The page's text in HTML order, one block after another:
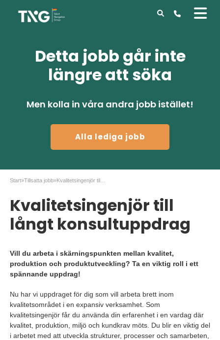
Detta jobb går inte
längre att söka
Men kolla in våra andra jobb istället!
Alla lediga jobb
Start»Tillsatta jobb»
Kvalitetsingenjör till
långt konsultuppdrag
Vill du arbeta i skärningspunkten mellan kvalitet,
produktion och produktutveckling? Ta en viktig roll i ett
spännande uppdrag!
Nu har vi uppdraget för dig som vill arbeta brett inom
kvalitetsområdet i en expansiv verksamhet. Som
kvalitetsingenjör får du använda din erfarenhet i en vardag där
kvalitet, produktion, miljö och kundkrav möts. Du blir en viktig del
i arbetet med att utveckla strukturer, processer och samarbeten,